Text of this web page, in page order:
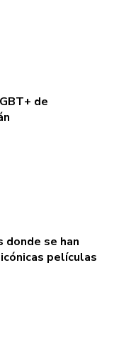
de
donde se han
películas